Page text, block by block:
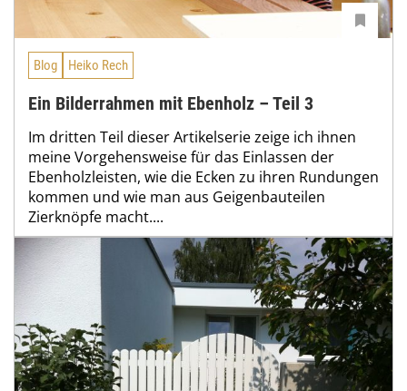
Blog Heiko Rech
Ein Bilderrahmen mit Ebenholz – Teil 3
Im dritten Teil dieser Artikelserie zeige ich ihnen
meine Vorgehensweise für das Einlassen der
Ebenholzleisten, wie die Ecken zu ihren Rundungen
kommen und wie man aus Geigenbauteilen
Zierknöpfe macht....